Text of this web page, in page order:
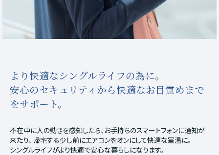
より快適なシングルライフの為に。
安心のセキュリティから快適なお目覚めまで
をサポート。
不在中に人の動きを感知したら、お手持ちのスマートフォンに通知が
来たり、 帰宅する少し前にエアコンをオンにして快適な室温に。
シングルライフがより快適で安心な暮らしになります。